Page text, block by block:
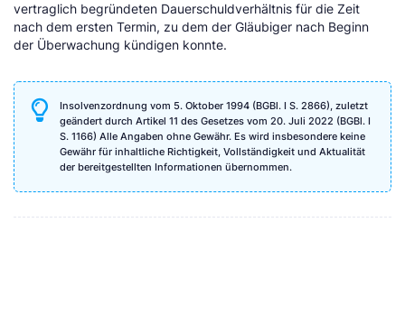
vertraglich begründeten Dauerschuldverhältnis für die Zeit
nach dem ersten Termin, zu dem der Gläubiger nach Beginn
der Überwachung kündigen konnte.
Insolvenzordnung vom 5. Oktober 1994 (BGBl. I S. 2866), zuletzt
geändert durch Artikel 11 des Gesetzes vom 20. Juli 2022 (BGBl. I
S. 1166) Alle Angaben ohne Gewähr. Es wird insbesondere keine
Gewähr für inhaltliche Richtigkeit, Vollständigkeit und Aktualität
der bereitgestellten Informationen übernommen.